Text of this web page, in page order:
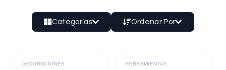
Categorías Ordenar Por
Destacado
DECORACIONES Destacado
HERRAMIENTAS